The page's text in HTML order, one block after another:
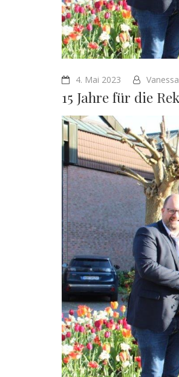
4. Mai 2023
15 Jahre für die